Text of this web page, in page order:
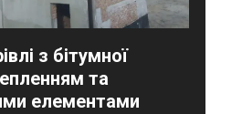
з бітумної
та
елементами